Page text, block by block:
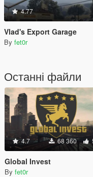
4.77
Vlad's Export Garage
By fet0r
Останні файли
4.7 68 360
Global Invest
By fet0r